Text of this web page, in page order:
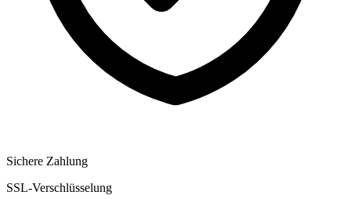
Sichere Zahlung
SSL-Verschlüsselung